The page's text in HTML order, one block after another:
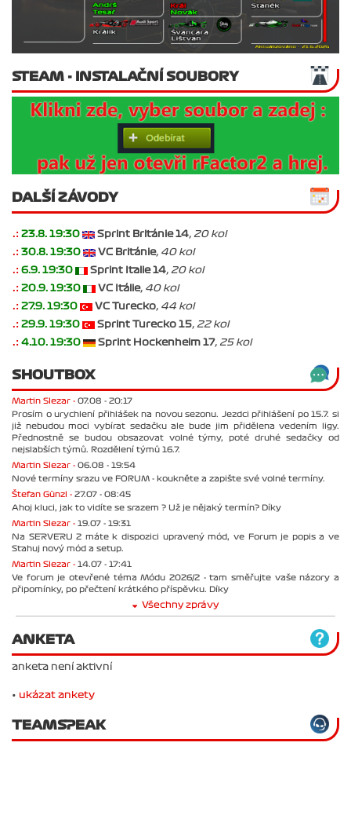
STEAM - INSTALAČNÍ SOUBORY
DALŠÍ ZÁVODY
.: 23.8. 19:30 Sprint Británie 14, 20 kol
.: 30.8. 19:30 VC Británie, 40 kol
.: 6.9. 19:30 Sprint Italie 14, 20 kol
.: 20.9. 19:30 VC Itálie, 40 kol
.: 27.9. 19:30 VC Turecko, 44 kol
.: 29.9. 19:30 Sprint Turecko 15, 22 kol
.: 4.10. 19:30 Sprint Hockenheim 17, 25 kol
SHOUTBOX
Martin Slezar - 07.08 - 20:17
Prosím o urychlení přihlášek na novou sezonu. Jezdci přihlášení po 15.7. si
již nebudou moci vybírat sedačku ale bude jim přidělena vedením ligy.
Přednostně se budou obsazovat volné týmy, poté druhé sedačky od
nejslabších týmů. Rozdělení týmů 16.7.
Martin Slezar - 06.08 - 19:54
Nové termíny srazu ve FORUM - koukněte a zapište své volné termíny.
Štefan Günzl - 27.07 - 08:45
Ahoj kluci, jak to vidíte se srazem ? Už je nějaký termín? Díky
Martin Slezar - 19.07 - 19:31
Na SERVERU 2 máte k dispozici upravený mód, ve Forum je popis a ve
Stahuj nový mód a setup.
Martin Slezar - 14.07 - 17:41
Ve forum je otevřené téma Módu 2026/2 - tam směřujte vaše názory a
připomínky, po přečtení krátkého příspěvku. Díky
Všechny zprávy
ANKETA
anketa není aktivní
• ukázat ankety
TEAMSPEAK